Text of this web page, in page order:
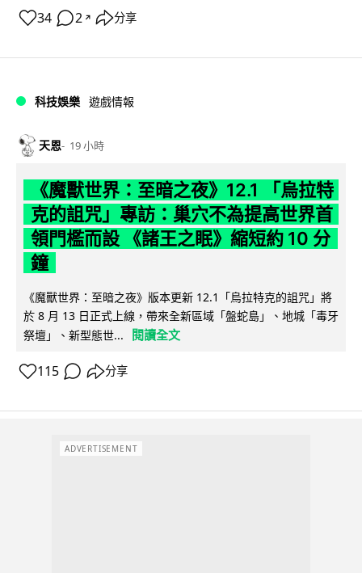
34 2 ↗ 分享
科技娛樂 遊戲情報
天恩 19 小時
《魔獸世界：至暗之夜》12.1 「烏拉特
克的詛咒」專訪：巢穴不為提高世界首
領門檻而設 《諸王之眠》縮短約 10 分
鐘
《魔獸世界：至暗之夜》版本更新 12.1「烏拉特克的詛咒」將
於 8 月 13 日正式上線，帶來全新區域「盤蛇島」、地城「毒牙
祭壇」、新型態世...
閱讀全文
115 分享
ADVERTISEMENT